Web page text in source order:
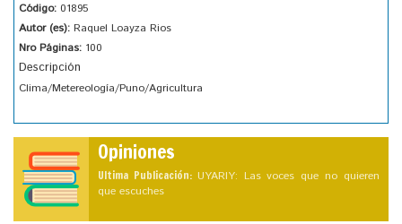
Código: 01895
Autor (es): Raquel Loayza Rios
Nro Páginas: 100
Descripción
Clima/Metereología/Puno/Agricultura
Opiniones
Ultima Publicación: UYARIY: Las voces que no quieren
que escuches